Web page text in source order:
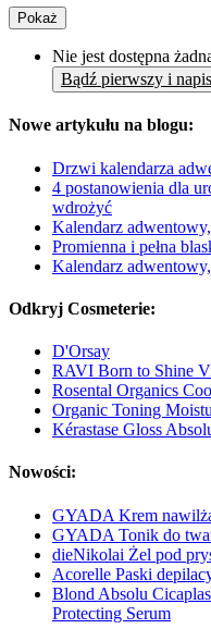
Pokaż
Nie jest dostępna
Bądź pierwszy i
Nowe artykułu na blogu:
Drzwi kalendarza
4 postanowienia dla
wdrożyć
Kalendarz
Promienna i pełna
Kalendarz
Odkryj Cosmeterie:
D'Orsay
RAVI Born to Shine
Rosental Organics
Organic Toning
Kérastase Gloss
Nowości:
GYADA Krem
GYADA Tonik do
dieNikolai Żel pod
Acorelle Paski
Blond Absolu
Protecting Serum